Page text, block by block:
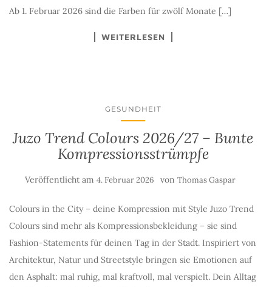
Ab 1. Februar 2026 sind die Farben für zwölf Monate […]
WEITERLESEN
GESUNDHEIT
Juzo Trend Colours 2026/27 – Bunte
Kompressionsstrümpfe
Veröffentlicht am 4. Februar 2026 von Thomas Gaspar
Colours in the City – deine Kompression mit Style Juzo Trend
Colours sind mehr als Kompressionsbekleidung – sie sind
Fashion-Statements für deinen Tag in der Stadt. Inspiriert von
Architektur, Natur und Streetstyle bringen sie Emotionen auf
den Asphalt: mal ruhig, mal kraftvoll, mal verspielt. Dein Alltag